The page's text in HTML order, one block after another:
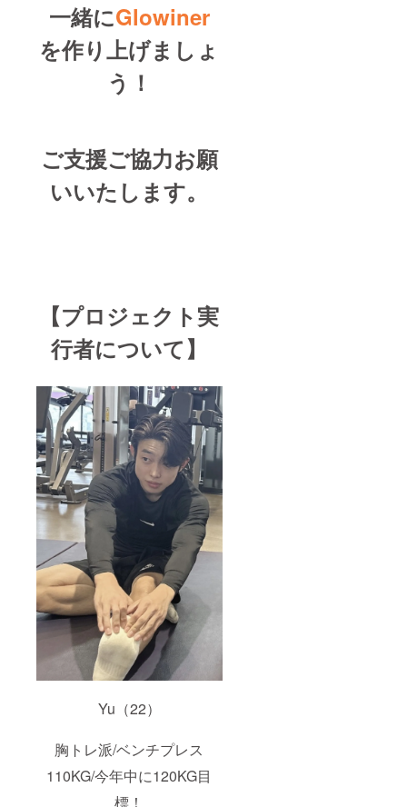
一緒にGlowiner
を作り上げましょ
う！
ご支援ご協力お願
いいたします。
【プロジェクト実
行者について】
Yu（22）
胸トレ派/ベンチプレス
110KG/今年中に120KG目
標！